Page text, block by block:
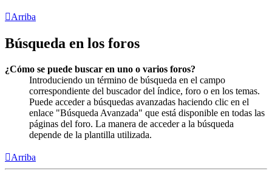
Arriba
Búsqueda en los foros
¿Cómo se puede buscar en uno o varios foros?
Introduciendo un término de búsqueda en el campo
correspondiente del buscador del índice, foro o en los temas.
Puede acceder a búsquedas avanzadas haciendo clic en el
enlace "Búsqueda Avanzada" que está disponible en todas las
páginas del foro. La manera de acceder a la búsqueda
depende de la plantilla utilizada.
Arriba